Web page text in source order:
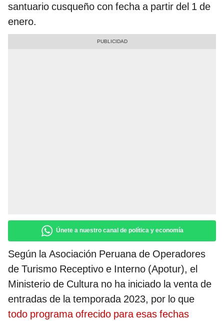
santuario cusqueño con fecha a partir del 1 de
enero.
Únete a nuestro canal de política y economía
Según la Asociación Peruana de Operadores
de Turismo Receptivo e Interno (Apotur), el
Ministerio de Cultura no ha iniciado la venta de
entradas de la temporada 2023, por lo que
todo programa ofrecido para esas fechas